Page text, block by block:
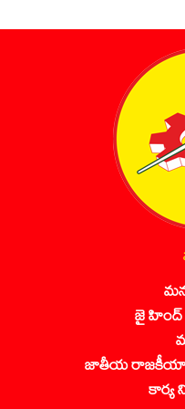
జై హింద్
జాతీయ
కార్య